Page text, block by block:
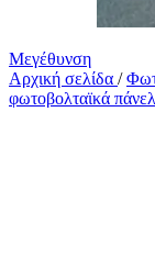
Μεγέθυνση
Αρχική σελίδα /
φωτοβολταϊκά πάνελ